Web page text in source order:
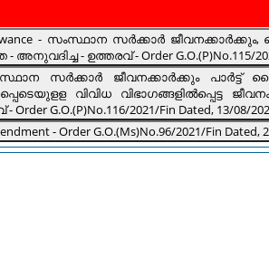
- സംസ്ഥാന സർക്കാർ
- ഉത്തരവ് - Order G.O.(P)No.115/2021/
സർക്കാർ ജീവനക്കാർക്കും പാർട്ട്
ജീവനക്കാർക്കും 2021 - ലെ ഓണം
G.O.(P)No.116/2021/Fin Dated, 13/08/
- Order G.O.(Ms)No.96/2021/Fin Dated,